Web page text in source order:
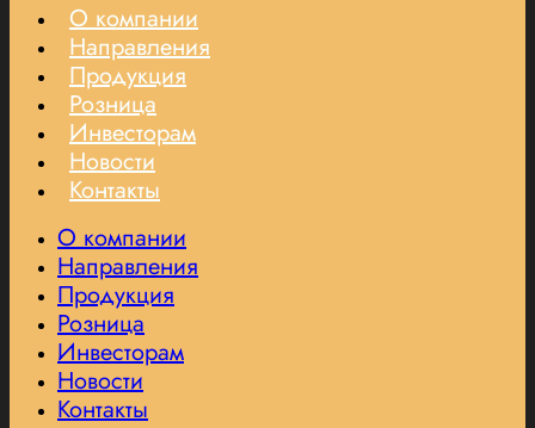
О компании
Направления
Продукция
Розница
Инвесторам
Новости
Контакты
О компании
Направления
Продукция
Розница
Инвесторам
Новости
Контакты